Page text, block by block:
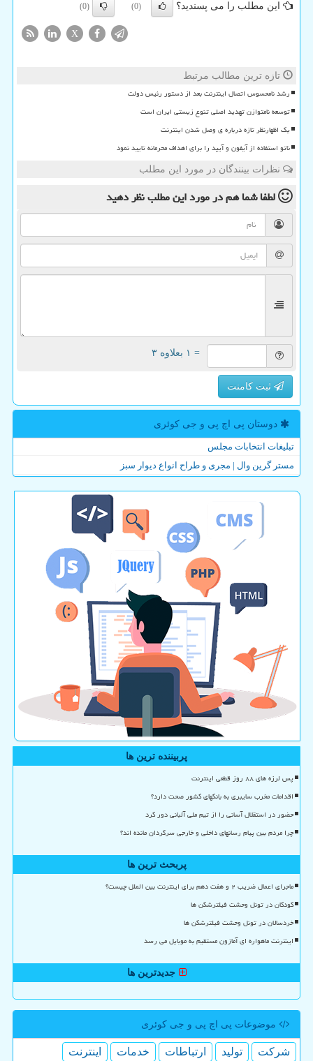
این مطلب را می پسندید؟ (0)
(0)
X
تازه ترین مطالب مرتبط
رشد نامحسوس اتصال اینترنت بعد از دستور رئیس دولت
توسعه نامتوازن تهدید اصلی تنوع زیستی ایران است
یک اظهارنظر تازه درباره ی وصل شدن اینترنت
ناتو استفاده از آیفون و آیپد را برای اهداف محرمانه تایید نمود
نظرات بینندگان در مورد این مطلب
لطفا شما همدر مورد این مطلبنظر دهید
= ۱ بعلاوه ۳
ثبت کامنت
دوستان پی اچ پی و جی كوئری
تبلیغات انتخابات مجلس
مستر گرین وال | مجری و طراح انواع دیوار سبز
پربیننده ترین ها
پس لرزه های ۸۸ روز قطعی اینترنت
اقدامات مخرب سایبری به بانکهای کشور صحت دارد؟
حضور در استقلال آسانی را از تیم ملی آلبانی دور کرد
چرا مردم بین پیام رسانهای داخلی و خارجی سرگردان مانده اند؟
پربحث ترین ها
ماجرای اعمال ضریب ۲ و هفت دهم برای اینترنت بین الملل چیست؟
کودکان در تونل وحشت فیلترشکن ها
خردسالان در تونل وحشت فیلترشکن ها
اینترنت ماهواره ای آمازون مستقیم به موبایل می رسد
جدیدترین ها
موضوعات پی اچ پی و جی كوئری
شركت تولید ارتباطات خدمات
اینترنت